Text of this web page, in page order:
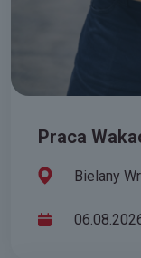
Praca
Bielany